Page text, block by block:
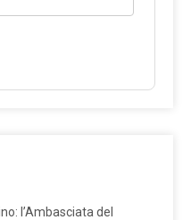
l’Ambasciata del